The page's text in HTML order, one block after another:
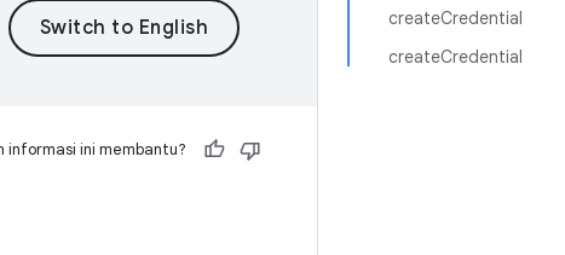
createCredential
createCredential
informasi ini membantu?